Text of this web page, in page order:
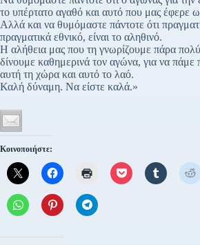
το υπέρτατο αγαθό και αυτό που μας έφερε
Αλλά και να θυμόμαστε πάντοτε ότι
πραγματικά εθνικό, είναι το αληθινό.
Η αλήθεια μας που τη γνωρίζουμε πάρα
δίνουμε καθημερινά τον αγώνα, για να πάμε
αυτή τη χώρα και αυτό το λαό.
Καλή δύναμη. Να είστε καλά.»
Κοινοποιήστε: